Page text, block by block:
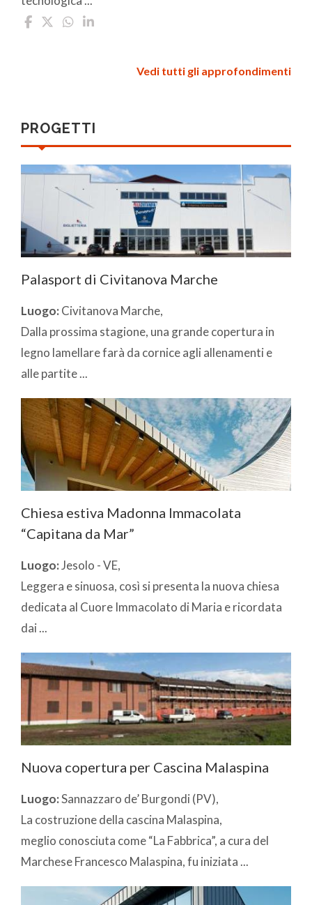
Vedi tutti gli approfondimenti
PROGETTI
Palasport di Civitanova Marche
Luogo: Civitanova Marche,
Dalla prossima stagione, una grande copertura in
legno lamellare farà da cornice agli allenamenti e
alle partite ...
Chiesa estiva Madonna Immacolata
“Capitana da Mar”
Luogo:Jesolo - VE,
Leggera e sinuosa, così si presenta la nuova chiesa
dedicata al Cuore Immacolato di Maria e ricordata
dai ...
Nuova copertura per Cascina Malaspina
Luogo:Sannazzaro de’ Burgondi (PV),
La costruzione della cascina Malaspina,
meglio conosciuta come “La Fabbrica”, a cura del
Marchese Francesco Malaspina, fu iniziata ...